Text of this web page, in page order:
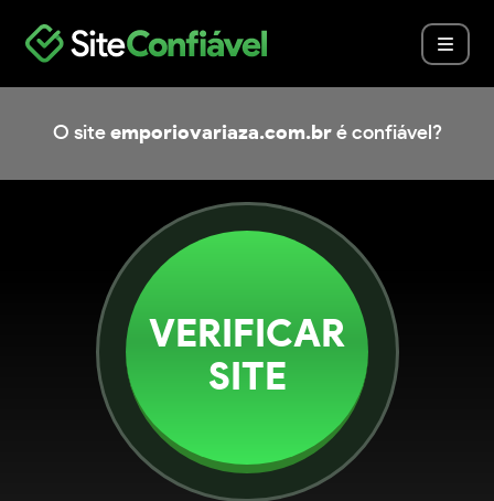
O site emporiovariaza.com.bré confiável?
VERIFICAR
SITE